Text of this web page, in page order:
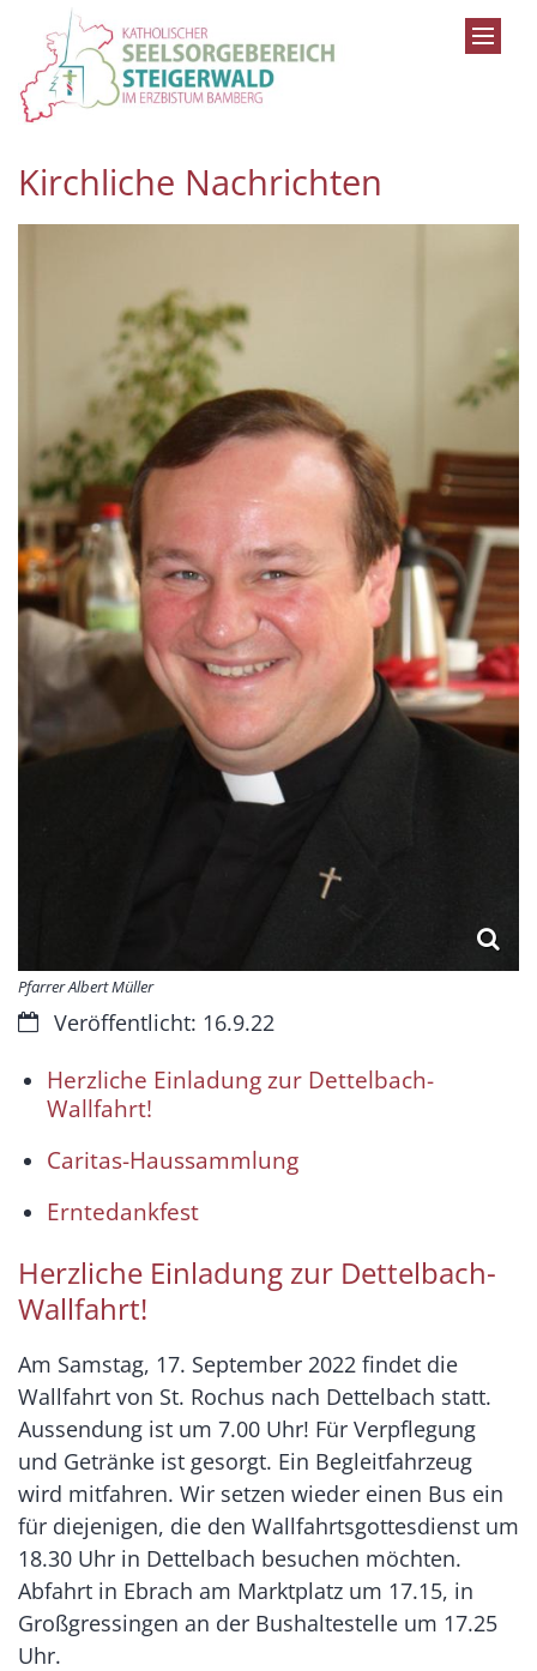
Zum Inhalt springen
Kirchliche Nachrichten
Pfarrer Albert Müller
Datum:Veröffentlicht: 16.9.22
Herzliche Einladung zur Dettelbach-
Wallfahrt!
Caritas-Haussammlung
Erntedankfest
Herzliche Einladung zur Dettelbach-
Wallfahrt!
Am Samstag, 17. September 2022 findet die
Wallfahrt von St. Rochus nach Dettelbach statt.
Aussendung ist um 7.00 Uhr! Für Verpflegung
und Getränke ist gesorgt. Ein Begleitfahrzeug
wird mitfahren. Wir setzen wieder einen Bus ein
für diejenigen, die den Wallfahrtsgottesdienst um
18.30 Uhr in Dettelbach besuchen möchten.
Abfahrt in Ebrach am Marktplatz um 17.15, in
Großgressingen an der Bushaltestelle um 17.25
Uhr.